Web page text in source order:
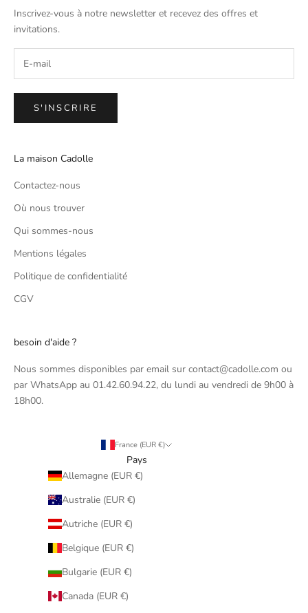
Inscrivez-vous à notre newsletter et recevez des offres et
invitations.
S'INSCRIRE
La maison Cadolle
Contactez-nous
Où nous trouver
Qui sommes-nous
Mentions légales
Politique de confidentialité
CGV
besoin d'aide ?
Nous sommes disponibles par email sur contact@cadolle.com ou
par WhatsApp au 01.42.60.94.22, du lundi au vendredi de 9h00 à
18h00.
France (EUR €)
Pays
Allemagne (EUR €)
Australie (EUR €)
Autriche (EUR €)
Belgique (EUR €)
Bulgarie (EUR €)
Canada (EUR €)